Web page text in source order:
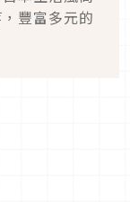
豐富多元的